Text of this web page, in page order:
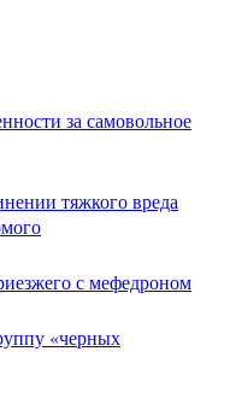
за самовольное
тяжкого вреда
с мефедроном
«черных